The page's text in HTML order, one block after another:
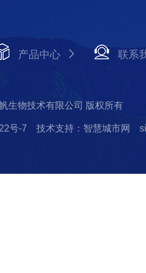
产品中心 联系
生物技术有限公司 版权所有
号-7 技术支持：智慧城市网